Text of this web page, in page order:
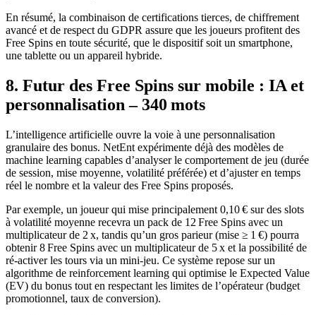
En résumé, la combinaison de certifications tierces, de chiffrement
avancé et de respect du GDPR assure que les joueurs profitent des
Free Spins en toute sécurité, que le dispositif soit un smartphone,
une tablette ou un appareil hybride.
8. Futur des Free Spins sur mobile : IA et
personnalisation – 340 mots
L’intelligence artificielle ouvre la voie à une personnalisation
granulaire des bonus. NetEnt expérimente déjà des modèles de
machine learning capables d’analyser le comportement de jeu (durée
de session, mise moyenne, volatilité préférée) et d’ajuster en temps
réel le nombre et la valeur des Free Spins proposés.
Par exemple, un joueur qui mise principalement 0,10 € sur des slots
à volatilité moyenne recevra un pack de 12 Free Spins avec un
multiplicateur de 2 x, tandis qu’un gros parieur (mise ≥ 1 €) pourra
obtenir 8 Free Spins avec un multiplicateur de 5 x et la possibilité de
ré‑activer les tours via un mini‑jeu. Ce système repose sur un
algorithme de reinforcement learning qui optimise le Expected Value
(EV) du bonus tout en respectant les limites de l’opérateur (budget
promotionnel, taux de conversion).